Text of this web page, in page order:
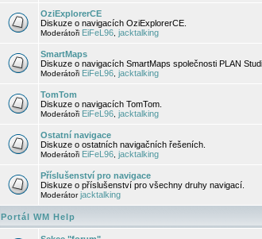
OziExplorerCE
Diskuze o navigacích OziExplorerCE.
Moderátoři EiFeL96 jacktalking
SmartMaps
Diskuze o navigacích SmartMaps společnosti PLAN
Moderátoři EiFeL96 jacktalking
TomTom
Diskuze o navigacích TomTom.
Moderátoři EiFeL96 jacktalking
Ostatní navigace
Diskuze o ostatních navigačních řešeních.
Moderátoři EiFeL96 jacktalking
Příslušenství pro navigace
Diskuze o příslušenství pro všechny druhy navigací.
Moderátorjacktalking
Portál WM Help